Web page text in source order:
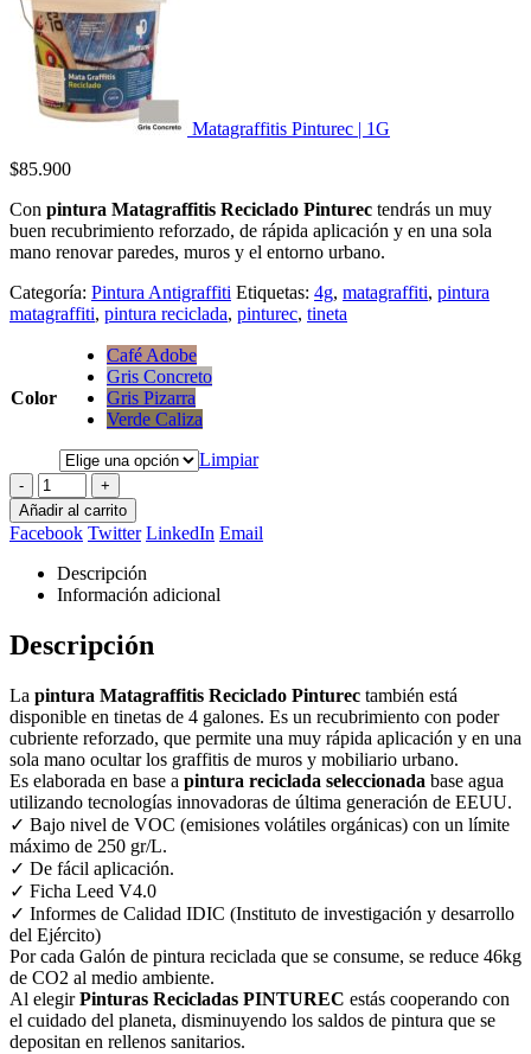
Matagraffitis Pinturec | 1G
$85.900
Con pintura Matagraffitis Reciclado Pinturec tendrás un muy
buen recubrimiento reforzado, de rápida aplicación y en una sola
mano renovar paredes, muros y el entorno urbano.
Categoría: Pintura Antigraffiti Etiquetas: 4g, matagraffiti, pintura
matagraffiti, pintura reciclada, pinturec, tineta
Color
Café Adobe
Gris Concreto
Gris Pizarra
Verde Caliza
Limpiar
-
+
Añadir al carrito
Facebook Twitter LinkedIn Email
Descripción
Información adicional
Descripción
La pintura Matagraffitis Reciclado Pinturec también está
disponible en tinetas de 4 galones. Es un recubrimiento con poder
cubriente reforzado, que permite una muy rápida aplicación y en una
sola mano ocultar los graffitis de muros y mobiliario urbano.
Es elaborada en base a pintura reciclada seleccionada base agua
utilizando tecnologías innovadoras de última generación de EEUU.
✓ Bajo nivel de VOC (emisiones volátiles orgánicas) con un límite
máximo de 250 gr/L.
✓ De fácil aplicación.
✓ Ficha Leed V4.0
✓ Informes de Calidad IDIC (Instituto de investigación y desarrollo
del Ejército)
Por cada Galón de pintura reciclada que se consume, se reduce 46kg
de CO2 al medio ambiente.
Al elegirPinturas Recicladas PINTUREC estás cooperando con
el cuidado del planeta, disminuyendo los saldos de pintura que se
depositan en rellenos sanitarios.